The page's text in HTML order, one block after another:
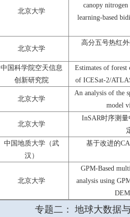
北京大学
canopy nitrogen
learning-based
北京大学
高分五号热红
中国科学院空天信息
创新研究院
Estimates of forest
of ICESat-2/
北京大学
An analysis of the
model
北京大学
InSAR时序测量
中国地质大学（武
汉）
基于改进的
北京大学
GPM-Based
analysis using
专题二 ： 地球大数据